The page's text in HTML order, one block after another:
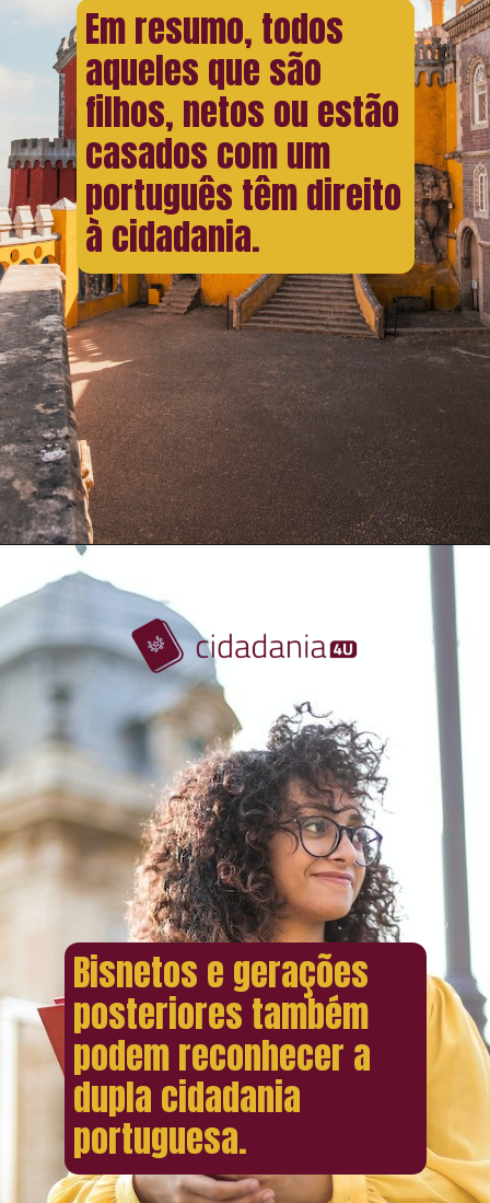
Em resumo, todos
aqueles que são
filhos, netos ou estão
casados com um
português têm direito
à cidadania.
Bisnetos e gerações
posteriores também
podem reconhecer a
dupla cidadania
portuguesa.